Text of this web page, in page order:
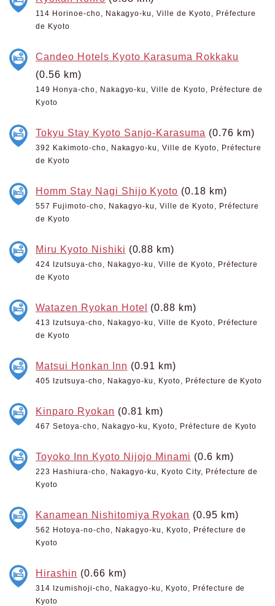
114 Horinoe-cho, Nakagyo-ku, Ville de Kyoto, Préfecture
de Kyoto
Candeo Hotels Kyoto Karasuma Rokkaku
(0.56 km)
149 Honya-cho, Nakagyo-ku, Ville de Kyoto, Préfecture de
Kyoto
Tokyu Stay Kyoto Sanjo-Karasuma (0.76 km)
392 Kakimoto-cho, Nakagyo-ku, Ville de Kyoto, Préfecture
de Kyoto
Homm Stay Nagi Shijo Kyoto (0.18 km)
557 Fujimoto-cho, Nakagyo-ku, Ville de Kyoto, Préfecture
de Kyoto
Miru Kyoto Nishiki (0.88 km)
424 Izutsuya-cho, Nakagyo-ku, Ville de Kyoto, Préfecture
de Kyoto
Watazen Ryokan Hotel (0.88 km)
413 Izutsuya-cho, Nakagyo-ku, Ville de Kyoto, Préfecture
de Kyoto
Matsui Honkan Inn (0.91 km)
405 Izutsuya-cho, Nakagyo-ku, Kyoto, Préfecture de Kyoto
Kinparo Ryokan (0.81 km)
467 Setoya-cho, Nakagyo-ku, Kyoto, Préfecture de Kyoto
Toyoko Inn Kyoto Nijojo Minami (0.6 km)
223 Hashiura-cho, Nakagyo-ku, Kyoto City, Préfecture de
Kyoto
Kanamean Nishitomiya Ryokan (0.95 km)
562 Hotoya-no-cho, Nakagyo-ku, Kyoto, Préfecture de
Kyoto
Hirashin (0.66 km)
314 Izumishoji-cho, Nakagyo-ku, Kyoto, Préfecture de
Kyoto